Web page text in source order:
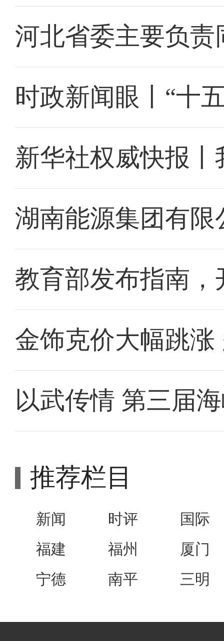
河北省委主要负
时政新闻眼丨“十
新华社权威快报
湖南能源集团有
教育部发布指南
金饰克价大幅跳
以武传情 第三届
推荐栏目
新闻 时评
国际
福建
福州
厦门
宁德
南平 三明